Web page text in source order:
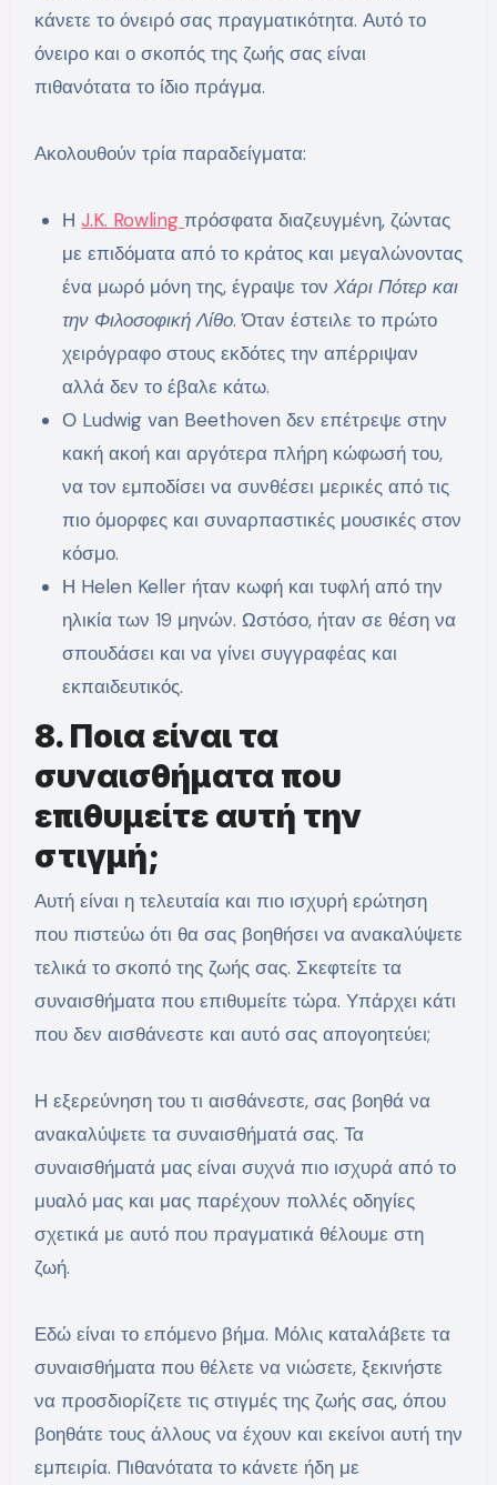
κάνετε το όνειρό σας πραγματικότητα. Αυτό το
όνειρο και ο σκοπός της ζωής σας είναι
πιθανότατα το ίδιο πράγμα.
Ακολουθούν τρία παραδείγματα:
ΗJ.K. Rowlingπρόσφατα διαζευγμένη, ζώντας
με επιδόματα από το κράτος και μεγαλώνοντας
ένα μωρό μόνη της, έγραψε τονΧάρι Πότερ και
την Φιλοσοφική Λίθο. Όταν έστειλε το πρώτο
χειρόγραφο στους εκδότες την απέρριψαν
αλλά δεν το έβαλε κάτω.
Ο Ludwig van Beethoven δεν επέτρεψε στην
κακή ακοή και αργότερα πλήρη κώφωσή του,
να τον εμποδίσει να συνθέσει μερικές από τις
πιο όμορφες και συναρπαστικές μουσικές στον
κόσμο.
Η Helen Keller ήταν κωφή και τυφλή από την
ηλικία των 19 μηνών. Ωστόσο, ήταν σε θέση να
σπουδάσει και να γίνει συγγραφέας και
εκπαιδευτικός.
8. Ποια είναι τα
συναισθήματα που
επιθυμείτε αυτή την
στιγμή;
Αυτή είναι η τελευταία και πιο ισχυρή ερώτηση
που πιστεύω ότι θα σας βοηθήσει να ανακαλύψετε
τελικά το σκοπό της ζωής σας. Σκεφτείτε τα
συναισθήματα που επιθυμείτε τώρα. Υπάρχει κάτι
που δεν αισθάνεστε και αυτό σας απογοητεύει;
Η εξερεύνηση του τι αισθάνεστε, σας βοηθά να
ανακαλύψετε τα συναισθήματά σας. Τα
συναισθήματά μας είναι συχνά πιο ισχυρά από το
μυαλό μας και μας παρέχουν πολλές οδηγίες
σχετικά με αυτό που πραγματικά θέλουμε στη
ζωή.
Εδώ είναι το επόμενο βήμα. Μόλις καταλάβετε τα
συναισθήματα που θέλετε να νιώσετε, ξεκινήστε
να προσδιορίζετε τις στιγμές της ζωής σας, όπου
βοηθάτε τους άλλους να έχουν και εκείνοι αυτή την
εμπειρία. Πιθανότατα το κάνετε ήδη με